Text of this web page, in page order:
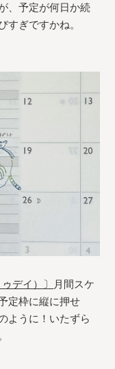
、予定が何日か続
すぎですかね。
デイ）〕 月間スケ
定枠に縦に押せ
ように！いたずら